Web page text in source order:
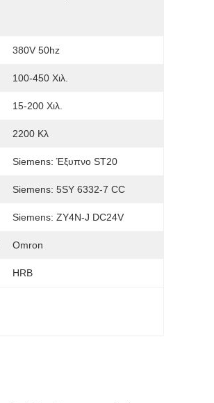
380V 50hz
100-450 Χιλ.
15-200 Χιλ.
2200 Κλ
Siemens: Έξυπνο ST20
Siemens: 5SY 6332-7 CC
Siemens: ZY4N-J DC24V
Omron
HRB